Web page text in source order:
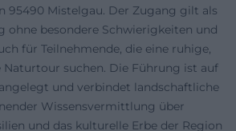
95490 Mistelgau. Der Zugang gilt als
ohne besondere Schwierigkeiten und
für Teilnehmende, die eine ruhige,
suchen. Die Führung ist auf
und verbindet landschaftliche
Wissensvermittlung über
und das kulturelle Erbe der Region